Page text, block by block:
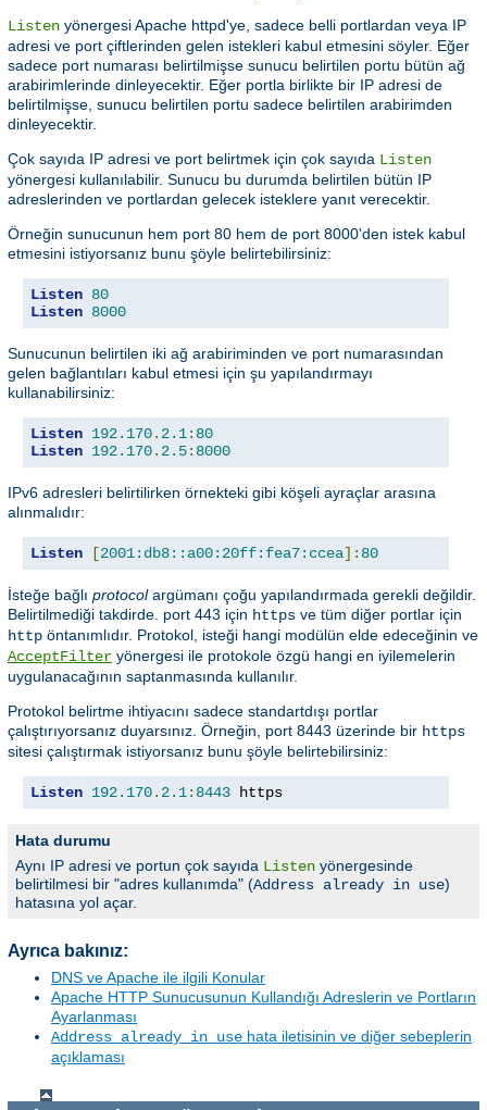
Listen yönergesi Apache httpd'ye, sadece belli portlardan veya IP
adresi ve port çiftlerinden gelen istekleri kabul etmesini söyler. Eğer
sadece port numarası belirtilmişse sunucu belirtilen portu bütün ağ
arabirimlerinde dinleyecektir. Eğer portla birlikte bir IP adresi de
belirtilmişse, sunucu belirtilen portu sadece belirtilen arabirimden
dinleyecektir.
Çok sayıda IP adresi ve port belirtmek için çok sayıda Listen
yönergesi kullanılabilir. Sunucu bu durumda belirtilen bütün IP
adreslerinden ve portlardan gelecek isteklere yanıt verecektir.
Örneğin sunucunun hem port 80 hem de port 8000'den istek kabul
etmesini istiyorsanız bunu şöyle belirtebilirsiniz:
Listen 80
Listen 8000
Sunucunun belirtilen iki ağ arabiriminden ve port numarasından
gelen bağlantıları kabul etmesi için şu yapılandırmayı
kullanabilirsiniz:
Listen 192.170. 2.1: 80
Listen 192.170. 2.5: 8000
IPv6 adresleri belirtilirken örnekteki gibi köşeli ayraçlar arasına
alınmalıdır:
Listen [2001:db8::a00:20ff:fea7:ccea]: 80
İsteğe bağlı protocolargümanı çoğu yapılandırmada gerekli değildir.
Belirtilmediği takdirde. port 443 için https ve tüm diğer portlar için
http öntanımlıdır. Protokol, isteği hangi modülün elde edeceğinin ve
AcceptFilter yönergesi ile protokole özgü hangi en iyilemelerin
uygulanacağının saptanmasında kullanılır.
Protokol belirtme ihtiyacını sadece standartdışı portlar
çalıştırıyorsanız duyarsınız. Örneğin, port 8443 üzerinde bir https
sitesi çalıştırmak istiyorsanız bunu şöyle belirtebilirsiniz:
Listen 192.170. 2.1: 8443 https
Hata durumu
Aynı IP adresi ve portun çok sayıda Listen yönergesinde
belirtilmesi bir "adres kullanımda" (Address already in use)
hatasına yol açar.
Ayrıca bakınız:
DNS ve Apache ile ilgili Konular
Apache HTTP Sunucusunun Kullandığı Adreslerin ve Portların
Ayarlanması
Address already in use hata iletisinin ve diğer sebeplerin
açıklaması